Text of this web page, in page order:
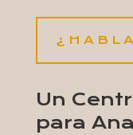
Un
para Ana